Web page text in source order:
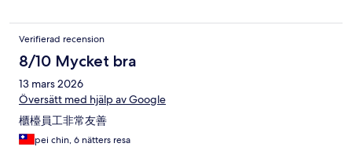
Verifierad recension
8/10 Mycket bra
13 mars 2026
Översätt med hjälp av Google
櫃檯員工非常友善
pei chin, 6 nätters resa